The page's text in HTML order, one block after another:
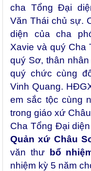
cha Tổng Đại
VănThái chủ sự.
diện của cha
Xavie và quý Cha
quý Sơ, thân
quý chức cùng
Vinh Quang.
em sắc tộc cùng
trong giáo xứ
Cha Tổng Đại
Quản xứ Châu
văn thư bổ
nhiệm kỳ 5 năm